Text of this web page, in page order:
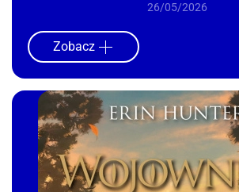
26/05/2026
Zobacz